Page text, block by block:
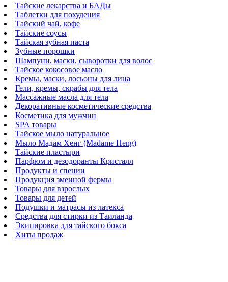
Тайские лекарства и БАДы
Таблетки для похудения
Тайский чай, кофе
Тайские соусы
Тайская зубная паста
Зубные порошки
Шампуни, маски, сыворотки для волос
Тайское кокосовое масло
Кремы, маски, лосьоны для лица
Гели, кремы, скрабы для тела
Массажные масла для тела
Декоративные косметические средства
Косметика для мужчин
SPA товары
Тайское мыло натуральное
Мыло Мадам Хенг (Madame Heng)
Тайские пластыри
Парфюм и дезодоранты Кристалл
Продукты и специи
Продукция змеиной фермы
Товары для взрослых
Товары для детей
Подушки и матрасы из латекса
Средства для стирки из Таиланда
Экипировка для тайского бокса
Хиты продаж